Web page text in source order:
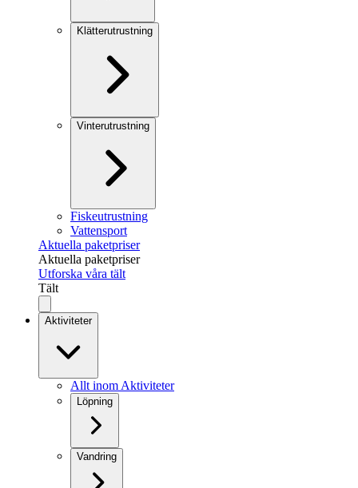
Klätterutrustning
Vinterutrustning
Fiskeutrustning
Vattensport
Aktuella paketpriser
Aktuella paketpriser
Utforska våra tält
Tält
Aktiviteter
Allt inom Aktiviteter
Löpning
Vandring